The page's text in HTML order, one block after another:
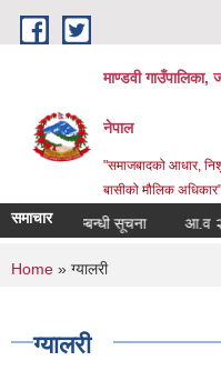
Skip to main content
माण्डवी
नेपाल
"समाजबादको आधार,
बासीको मौलिक अधिकार"
समाचार
सम्बन्धी सूचना आ.व २०८३/०८४
You are here
Home » ग्यालरी
ग्यालरी